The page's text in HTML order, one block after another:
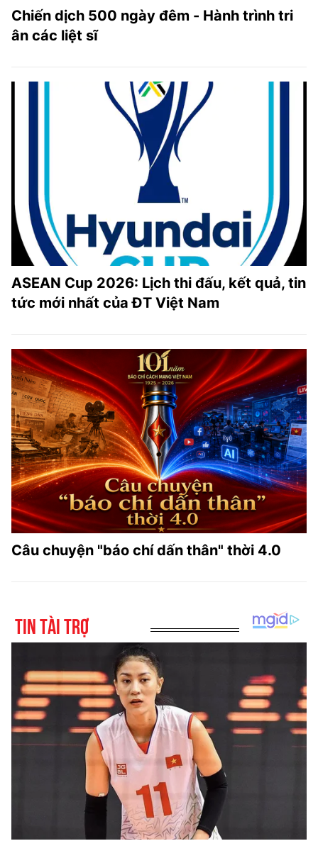
Chiến dịch 500 ngày đêm - Hành trình tri
ân các liệt sĩ
ASEAN Cup 2026: Lịch thi đấu, kết quả, tin
tức mới nhất của ĐT Việt Nam
Câu chuyện "báo chí dấn thân" thời 4.0